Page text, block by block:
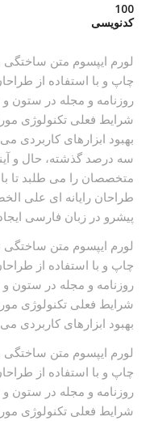
کدنویسی
100
لورم ایپسوم متن ساختگی
چاپ و با استفاده از
روزنامه و مجله در ستون
شرایط فعلی تکنولوژی
بهبود ابزارهای کاربردی
سه درصد گذشته، حال و
متخصصان را می طلبد تا
طراحان رایانه ای علی
پیشرو در زبان فارسی
لورم ایپسوم متن ساختگی
چاپ و با استفاده از
روزنامه و مجله در ستون
شرایط فعلی تکنولوژی
بهبود ابزارهای کاربردی
لورم ایپسوم متن ساختگی
چاپ و با استفاده از
روزنامه و مجله در ستون
شرایط فعلی تکنولوژی